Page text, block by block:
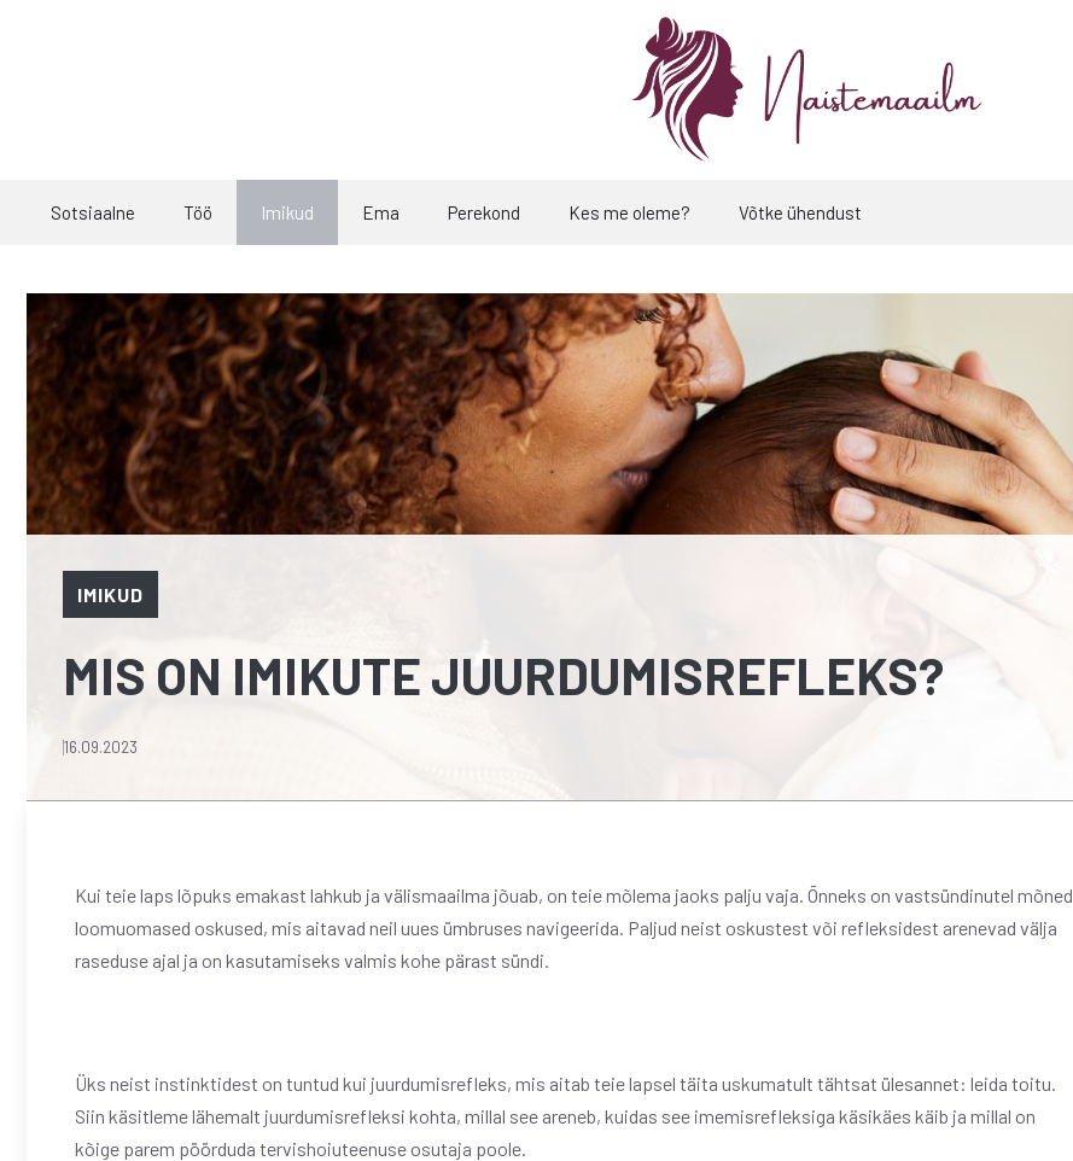
Sotsiaalne Töö Imikud Ema Perekond Kes me oleme? Võtke ühendust
IMIKUD
MIS ON IMIKUTE JUURDUMISREFLEKS?
16.09.2023
Kui teie laps lõpuks emakast lahkub ja välismaailma jõuab, on teie mõlema jaoks palju vaja. Õnneks on vastsündinutel mõned
loomuomased oskused, mis aitavad neil uues ümbruses navigeerida. Paljud neist oskustest või refleksidest arenevad välja
raseduse ajal ja on kasutamiseks valmis kohe pärast sündi.
Üks neist instinktidest on tuntud kui juurdumisrefleks, mis aitab teie lapsel täita uskumatult tähtsat ülesannet: leida toitu.
Siin käsitleme lähemalt juurdumisrefleksi kohta, millal see areneb, kuidas see imemisrefleksiga käsikäes käib ja millal on
kõige parem pöörduda tervishoiuteenuse osutaja poole.